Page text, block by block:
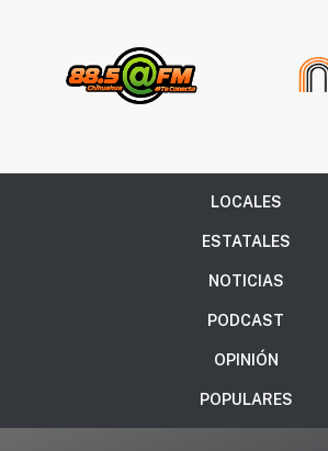
LOCALES
ESTATALES
NOTICIAS
PODCAST
OPINIÓN
POPULARES